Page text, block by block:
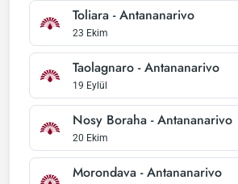
Toliara - Antananarivo
23 Ekim
Taolagnaro - Antananarivo
19 Eylül
Nosy Boraha - Antananarivo
20 Ekim
Morondava - Antananarivo